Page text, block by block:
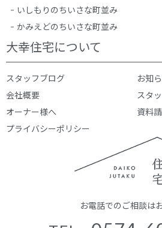
お電話でのご相談は
いしもりのちいさな町並み
かみえどのちいさな町並み
大幸住宅について
スタッフブログ
お知
会社概要
スタ
オーナー様へ
資料
プライバシーポリシー